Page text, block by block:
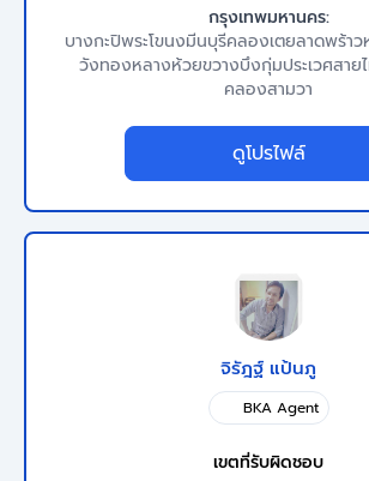
กรุงเทพมหานคร:
บางกะปิพระโขนงมีนบุรีคลองเตยลาดพร้าว
วังทองหลางห้วยขวางบึงกุ่มประเวศสาย
คลองสามวา
ดูโปรไฟล์
จิรัฎฐ์ แป้นภู
BKA Agent
เขตที่รับผิดชอบ